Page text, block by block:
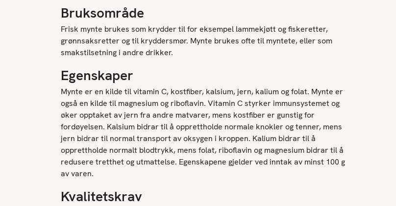
Bruksområde
Frisk mynte brukes som krydder til for eksempel lammekjøtt og fiskeretter,
grønnsaksretter og til kryddersmør. Mynte brukes ofte til myntete, eller som
smakstilsetning i andre drikker.
Egenskaper
Mynte er en kilde til vitamin C, kostfiber, kalsium, jern, kalium og folat. Mynte er
også en kilde til magnesium og riboflavin. Vitamin C styrker immunsystemet og
øker opptaket av jern fra andre matvarer, mens kostfiber er gunstig for
fordøyelsen. Kalsium bidrar til å opprettholde normale knokler og tenner, mens
jern bidrar til normal transport av oksygen i kroppen. Kalium bidrar til å
opprettholde normalt blodtrykk, mens folat, riboflavin og magnesium bidrar til å
redusere tretthet og utmattelse. Egenskapene gjelder ved inntak av minst 100 g
av varen.
Kvalitetskrav